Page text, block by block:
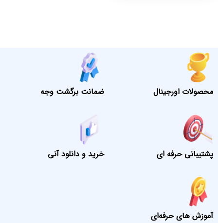
محصولات اورجینال ضمانت برگشت وجه
پشتیبانی حرفه ای خرید و دانلود آنی
آموزش های حرفه‌ای